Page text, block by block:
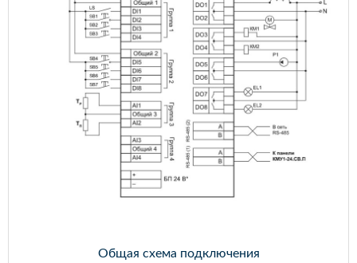
Общая схема подключения